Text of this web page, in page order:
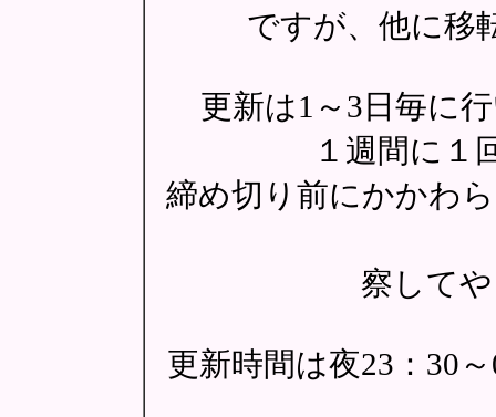
ですが、他に移
更新は1～3日毎に
１週間に１
締め切り前にかかわ
察して
更新時間は夜23：30